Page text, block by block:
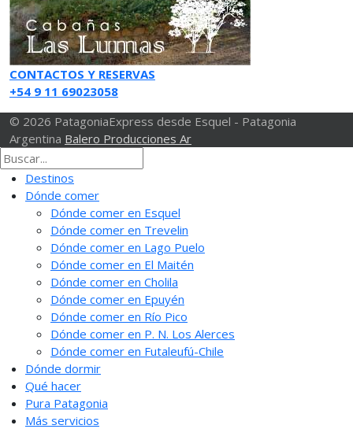
CONTACTOS Y RESERVAS
+54 9 11 69023058
© 2026 PatagoniaExpress desde Esquel - Patagonia
Argentina Balero Producciones Ar
Destinos
Dónde comer
Dónde comer en Esquel
Dónde comer en Trevelin
Dónde comer en Lago Puelo
Dónde comer en El Maitén
Dónde comer en Cholila
Dónde comer en Epuyén
Dónde comer en Río Pico
Dónde comer en P. N. Los Alerces
Dónde comer en Futaleufú-Chile
Dónde dormir
Qué hacer
Pura Patagonia
Más servicios